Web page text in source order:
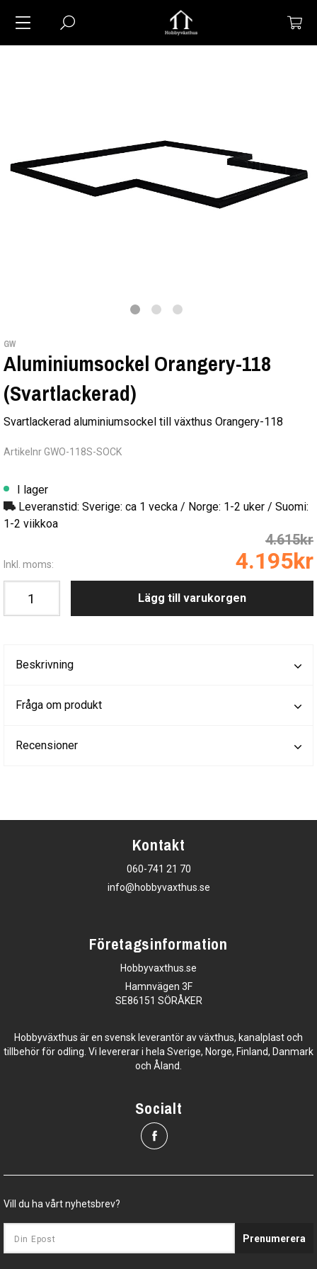
GW
Aluminiumsockel Orangery-118
(Svartlackerad)
Svartlackerad aluminiumsockel till växthus Orangery-118
Artikelnr GWO-118S-SOCK
I lager
Leveranstid: Sverige: ca 1 vecka / Norge: 1-2 uker / Suomi:
1-2 viikkoa
Inkl. moms:
4.615kr
4.195kr
Lägg till varukorgen
Beskrivning
Fråga om produkt
Recensioner
Kontakt
060-741 21 70
info@hobbyvaxthus.se
Företagsinformation
Hobbyvaxthus.se
Hamnvägen 3F
SE86151 SÖRÅKER
Hobbyväxthus är en svensk leverantör av växthus, kanalplast och
tillbehör för odling. Vi levererar i hela Sverige, Norge, Finland, Danmark
och Åland.
Socialt
Vill du ha vårt nyhetsbrev?
Prenumerera